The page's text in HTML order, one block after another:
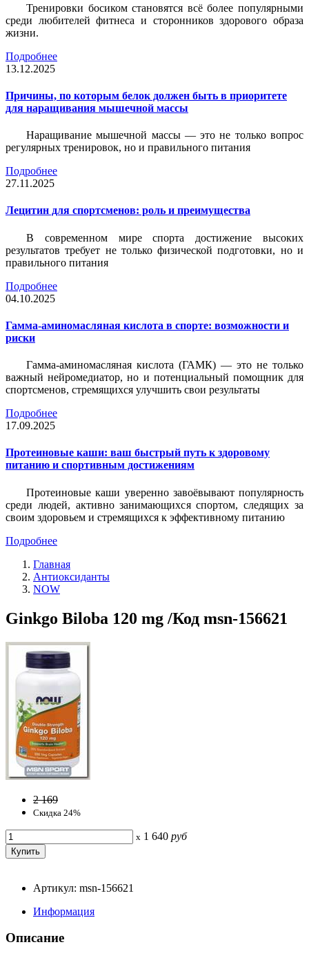
Тренировки босиком становятся всё более популярными
среди любителей фитнеса и сторонников здорового образа
жизни.
Подробнее
13.12.2025
Причины, по которым белок должен быть в приоритете
для наращивания мышечной массы
Наращивание мышечной массы — это не только вопрос
регулярных тренировок, но и правильного питания
Подробнее
27.11.2025
Лецитин для спортсменов: роль и преимущества
В современном мире спорта достижение высоких
результатов требует не только физической подготовки, но и
правильного питания
Подробнее
04.10.2025
Гамма-аминомасляная кислота в спорте: возможности и
риски
Гамма-аминомасляная кислота (ГАМК) — это не только
важный нейромедиатор, но и потенциальный помощник для
спортсменов, стремящихся улучшить свои результаты
Подробнее
17.09.2025
Протеиновые каши: ваш быстрый путь к здоровому
питанию и спортивным достижениям
Протеиновые каши уверенно завоёвывают популярность
среди людей, активно занимающихся спортом, следящих за
своим здоровьем и стремящихся к эффективному питанию
Подробнее
Главная
Антиоксиданты
NOW
Ginkgo Biloba 120 mg /Код msn-156621
2 169
Скидка 24%
x 1 640 руб
Артикул: msn-156621
Информация
Описание